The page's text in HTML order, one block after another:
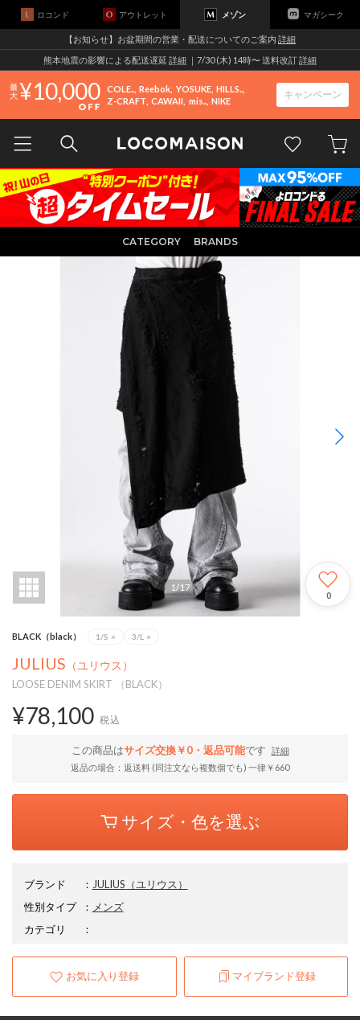
ロコンド アウトレット メゾン マガシーク
【お知らせ】お盆期間の営業・配送についてのご案内 詳細
熊本地震の影響による配送遅延 詳細 ｜7/30 (木) 14時〜 送料改訂詳細
10,000 COLE.. Reebok YOSUKE HILLS..
Z-CRAFT CAWAII mis.. NIKE
キャンペーン
CATEGORY BRANDS
1/17
0
BLACK（black） 1/S × 3/L ×
JULIUS （ユリウス）
LOOSE DENIM SKIRT （BLACK）
¥78,100 税込
この商品はサイズ交換￥0・返品可能です
詳細
返品の場合：返送料 (同注文なら複数個でも) 一律￥660
サイズ・色を選ぶ
ブランド ： JULIUS （ユリウス）
性別タイプ
： メンズ
カテゴリ
：
お気に入り登録 マイブランド登録